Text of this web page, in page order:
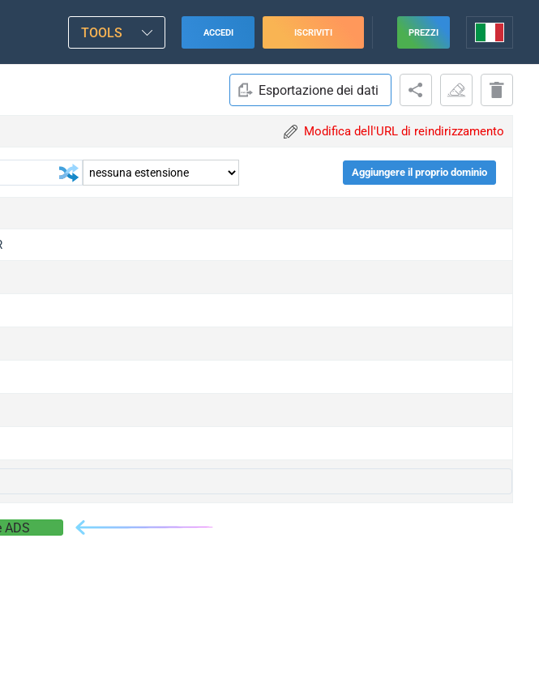
TOOLS ACCEDI ISCRIVITI PREZZI
Esportazione dei dati
Modifica dell'URL di reindirizzamento
Aggiungere il proprio dominio
ADS